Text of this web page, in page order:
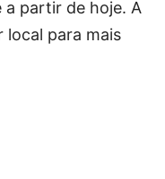
a partir de hoje. A
local para mais